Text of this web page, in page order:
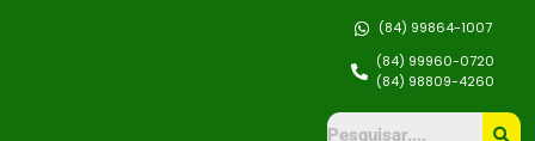
(84) 99864-1007
(84) 99960-0720
(84) 98809-4260